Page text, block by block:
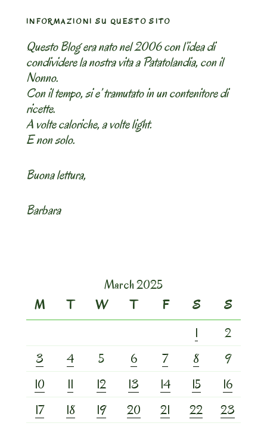
INFORMAZIONI SU QUESTO SITO
Questo Blog era nato nel 2006 con l’idea di
condividere la nostra vita a Patatolandia, con il
Nonno.
Con il tempo, si e’ tramutato in un contenitore di
ricette.
A volte caloriche, a volte light.
E non solo.
Buona lettura,
Barbara
March 2025
M
T W T F S
S
1
2
3
4 5 6 7 8
9
10
11 12 13 14 15
16
17
18 19 20 21 22
23